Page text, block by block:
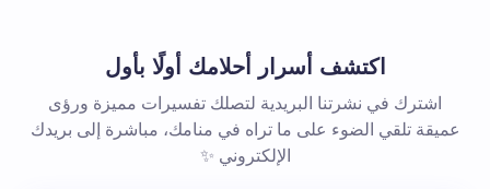
اكتشف أسرار أحلامك أولًا بأول
اشترك في نشرتنا البريدية لتصلك تفسيرات مميزة ورؤى
عميقة تلقي الضوء على ما تراه في منامك، مباشرة إلى بريدك
الإلكتروني ✨